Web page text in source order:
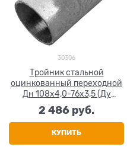
30306
Тройник стальной
оцинкованный переходной
Дн 108х4,0-76х3,5 (Ду
100х65) бесшовный ГОСТ
17376-2001
2 486 руб.
КУПИТЬ